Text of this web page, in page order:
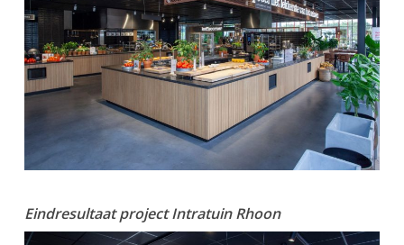
Eindresultaat project Intratuin Rhoon